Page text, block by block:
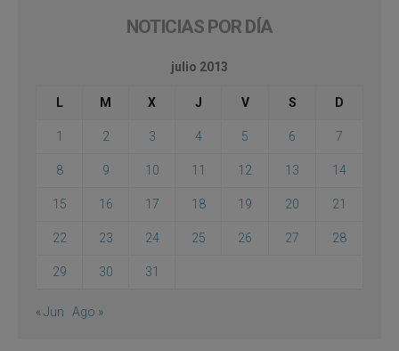
NOTICIAS POR DÍA
julio 2013
L M X J V S D
1 2 3 4 5 6 7
8 9 10 11 12 13 14
15 16 17 18 19 20 21
22 23 24 25 26 27 28
29 30 31
« Jun Ago »